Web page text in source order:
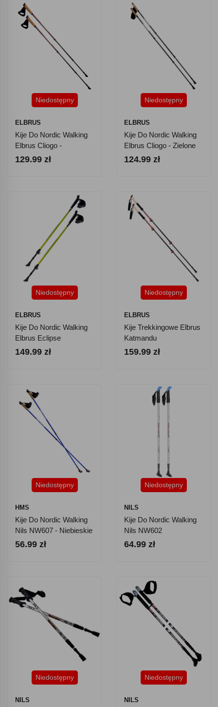
Niedostępny
ELBRUS
Kije Do Nordic Walking
Elbrus Cliogo -
Czerwone
129.99 zł
Niedostępny
ELBRUS
Kije Do Nordic Walking
Elbrus Cliogo - Zielone
124.99 zł
Niedostępny
ELBRUS
Kije Do Nordic Walking
Elbrus Eclipse
149.99 zł
Niedostępny
ELBRUS
Kije Trekkingowe Elbrus
Katmandu
159.99 zł
Niedostępny
HMS
Kije Do Nordic Walking
Nils NW607 - Niebieskie
56.99 zł
Niedostępny
NILS
Kije Do Nordic Walking
Nils NW602
64.99 zł
Niedostępny
NILS
Niedostępny
NILS